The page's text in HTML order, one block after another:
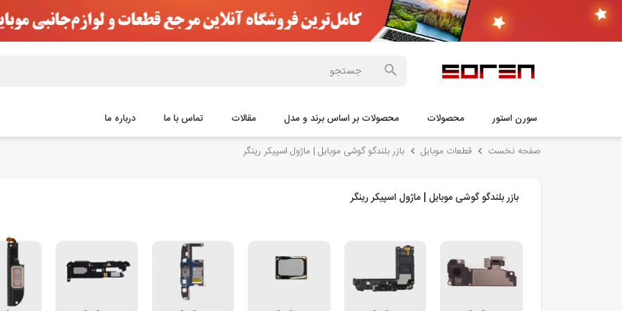
سورن استور محصولات محصولات بر اساس برند و مدل مقالات تماس با ما درباره ما
صفحه نخست قطعات موبایل بازر بلندگو گوشی موبایل | ماژول اسپیکر رینگر
بازر بلندگو گوشی موبایل | ماژول اسپیکر رینگر